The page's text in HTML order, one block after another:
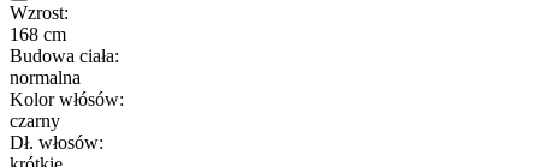
Wzrost:
168 cm
Budowa ciała:
normalna
Kolor włósów:
czarny
Dł. włosów: